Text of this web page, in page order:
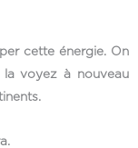
cette énergie. On
la voyez à nouveau